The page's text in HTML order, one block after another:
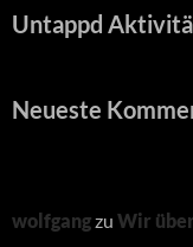
Untappd
Neueste
wolfgangzu Wir